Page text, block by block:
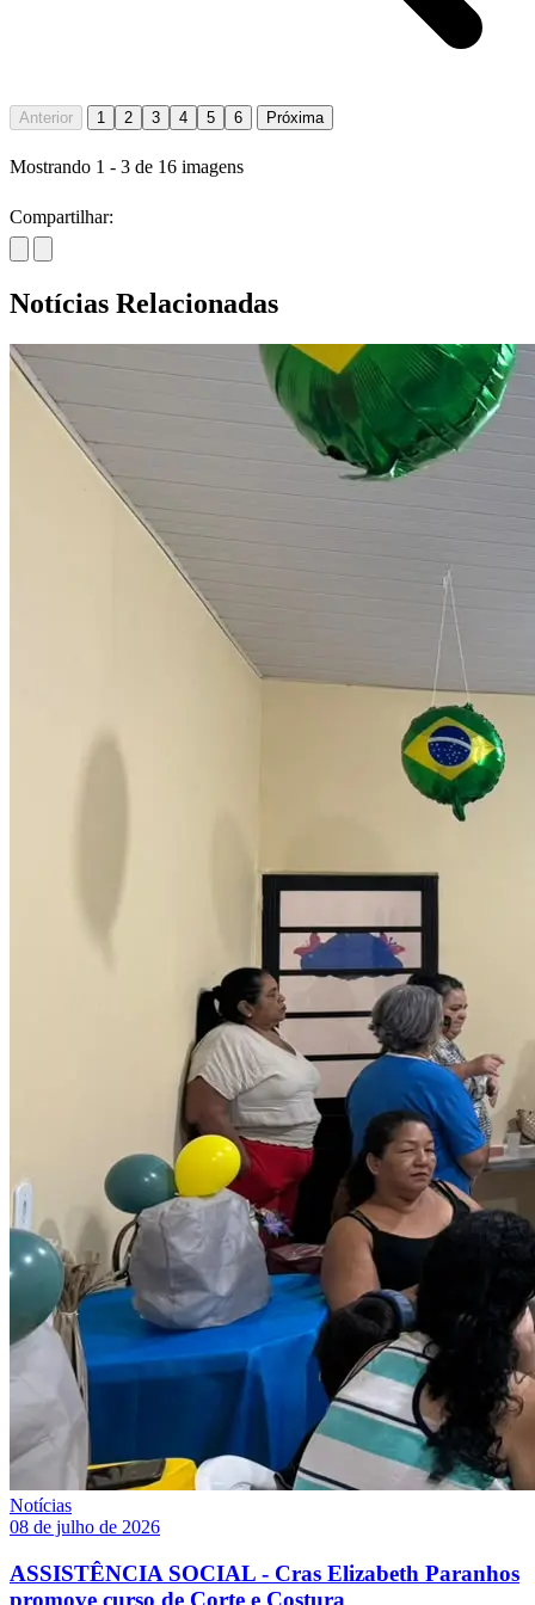
Anterior 1 2 3 4 5 6 Próxima
Mostrando 1 - 3 de 16 imagens
Compartilhar:
Notícias Relacionadas
Notícias
08 de julho de 2026
ASSISTÊNCIA SOCIAL - Cras Elizabeth Paranhos
promove curso de Corte e Costura